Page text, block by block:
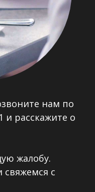
нам по
и расскажите о
жалобу.
свяжемся с